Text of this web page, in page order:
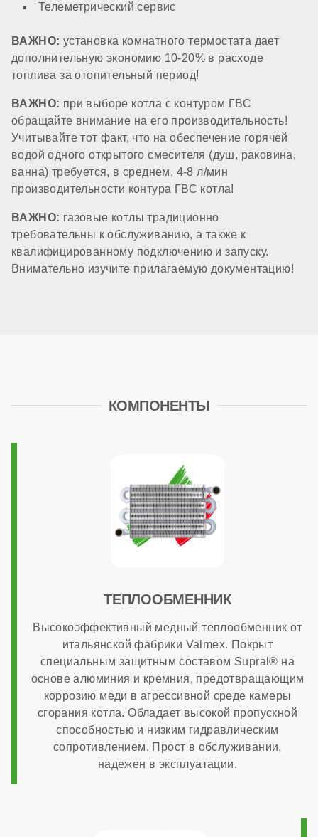
нет
Датчик потока ГВС
стандартный
КОМПОНЕНТЫ
Материал первичного теплообменника
медь
Расширительный бак
Циркуляционный насос
стандартный
встроенный в плату
Система автоподпитки
нет
Телеметрический сервис
ВАЖНО: установка комнатного термостата дает
дополнительную экономию 10-20% в расходе
топлива за отопительный период!
ВАЖНО: при выборе котла с контуром ГВС
обращайте внимание на его производительность!
Учитывайте тот факт, что на обеспечение горячей
водой одного открытого смесителя (душ, раковина,
ванна) требуется, в среднем, 4-8 л/мин
производительности контура ГВС котла!
ВАЖНО: газовые котлы традиционно
требовательны к обслуживанию, а также к
квалифицированному подключению и запуску.
Внимательно изучите прилагаемую документацию!
КОМПОНЕНТЫ
ТЕПЛООБМЕННИК
Высокоэффективный медный теплообменник от
итальянской фабрики Valmex. Покрыт
специальным защитным составом Supral® на
основе алюминия и кремния, предотвращающим
коррозию меди в агрессивной среде камеры
сгорания котла. Обладает высокой пропускной
способностью и низким гидравлическим
сопротивлением. Прост в обслуживании,
надежен в эксплуатации.